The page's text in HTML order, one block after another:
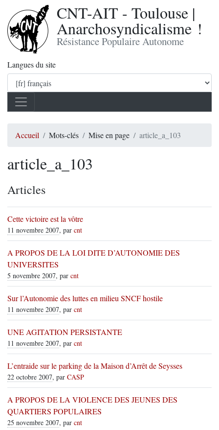
CNT-AIT - Toulouse |
Anarchosyndicalisme !
Résistance Populaire Autonome
Langues du site
Accueil Mots-clés Mise en page article_a_103
article_a_103
Articles
Cette victoire est la vôtre
11 novembre 2007, par cnt
A PROPOS DE LA LOI DITE D’AUTONOMIE DES
UNIVERSITES
5 novembre 2007, par cnt
Sur l’Autonomie des luttes en milieu SNCF hostile
11 novembre 2007, par cnt
UNE AGITATION PERSISTANTE
11 novembre 2007, par cnt
L’entraide sur le parking de la Maison d’Arrêt de Seysses
22 octobre 2007, par CASP
A PROPOS DE LA VIOLENCE DES JEUNES DES
QUARTIERS POPULAIRES
25 novembre 2007, par cnt